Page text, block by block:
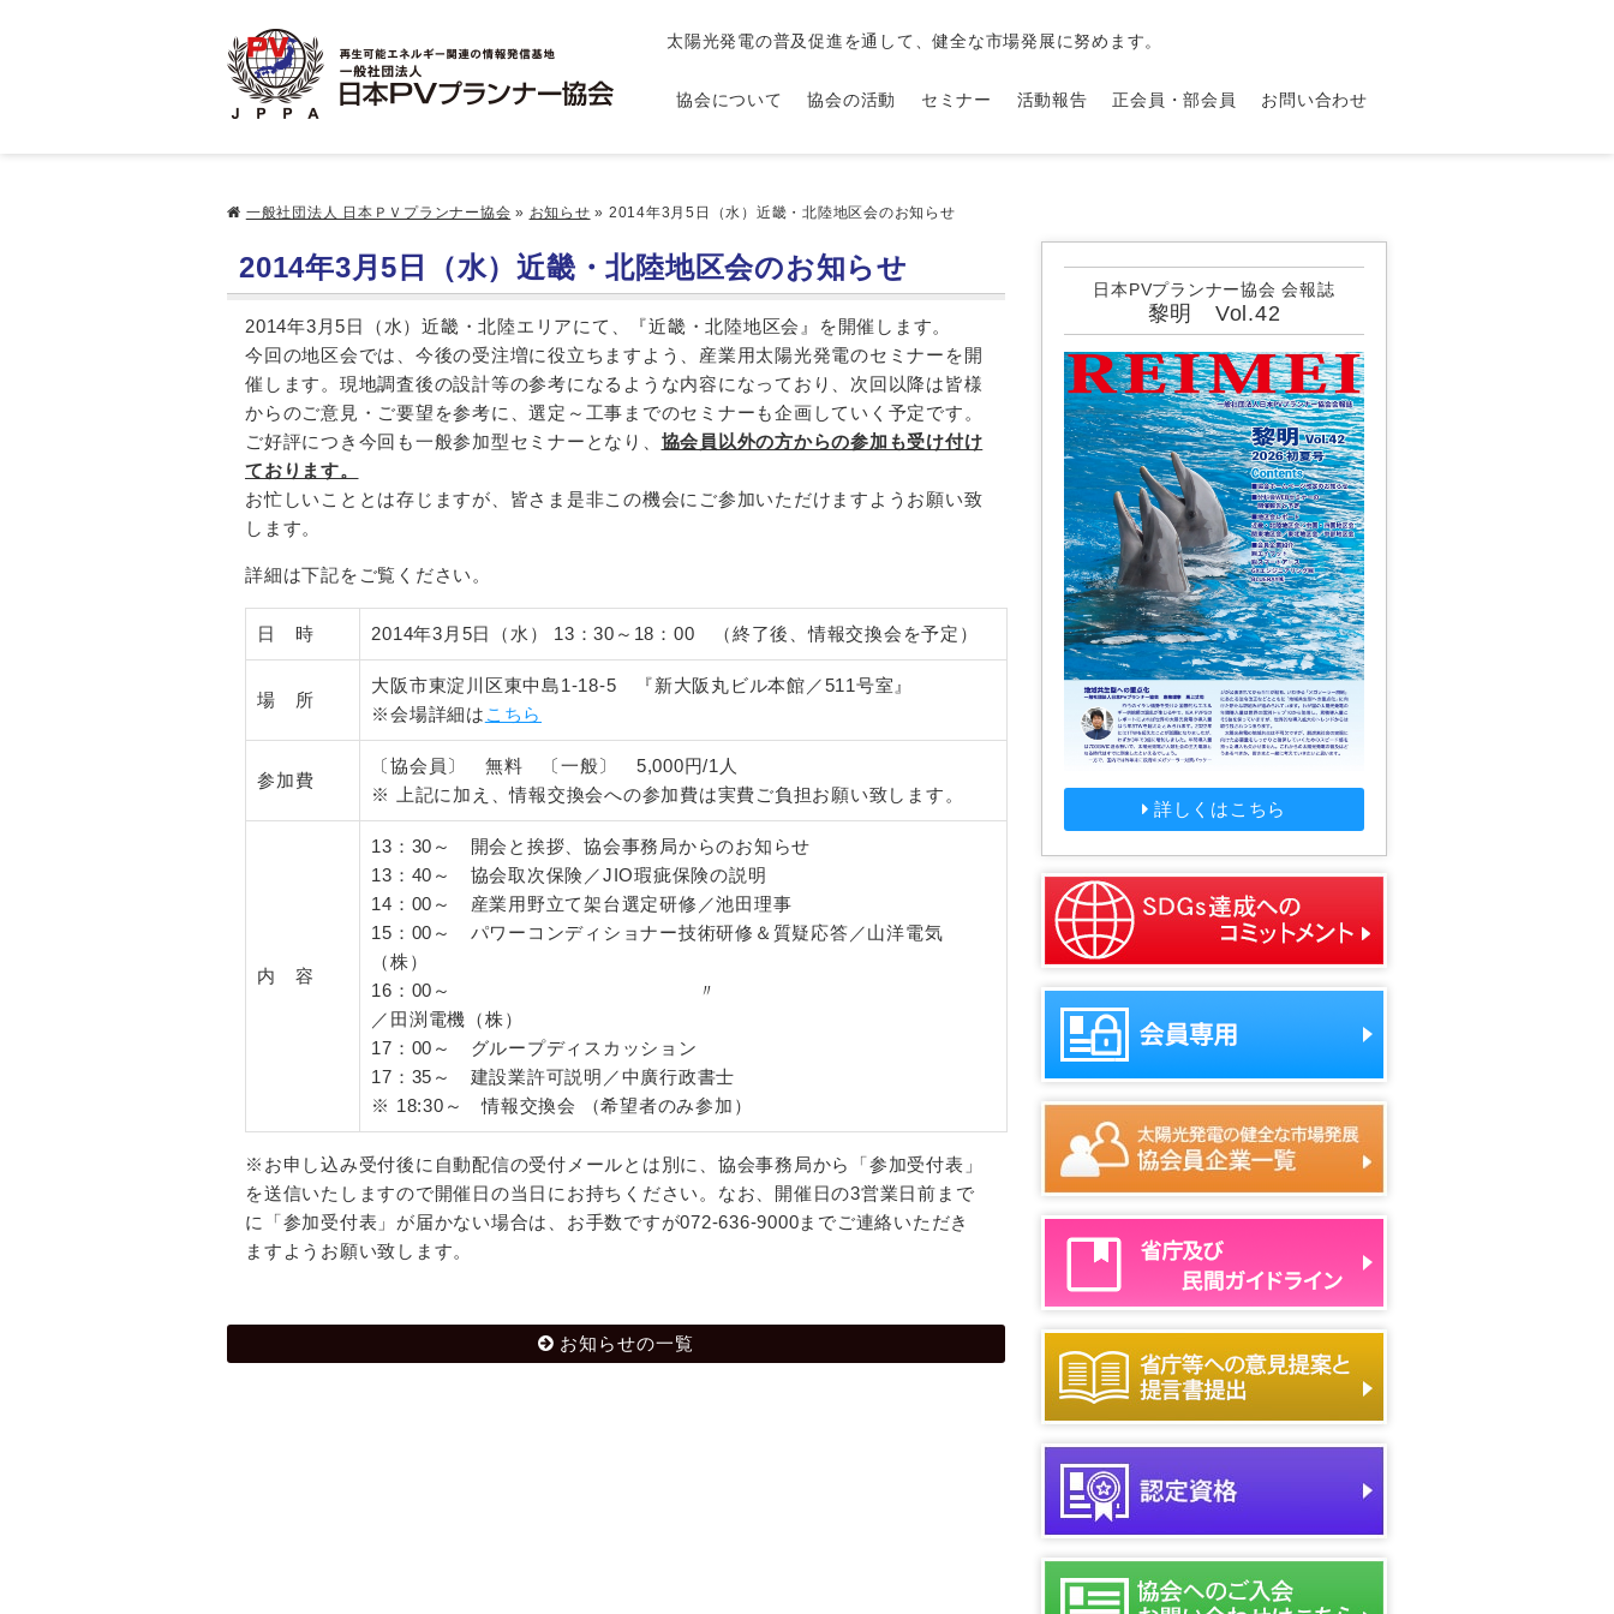
太陽光発電の普及促進を通して、健全な市場発展に努めます。
協会について 協会の活動 セミナー 活動報告 正会員・部会員 お問い合わせ
一般社団法人 日本ＰＶプランナー協会 » お知らせ » 2014年3月5日（水）近畿・北陸地区会のお知らせ
2014年3月5日（水）近畿・北陸地区会のお知らせ
2014年3月5日（水）近畿・北陸エリアにて、『近畿・北陸地区会』を開催します。
今回の地区会では、今後の受注増に役立ちますよう、産業用太陽光発電のセミナーを開
催します。現地調査後の設計等の参考になるような内容になっており、次回以降は皆様
からのご意見・ご要望を参考に、選定～工事までのセミナーも企画していく予定です。
ご好評につき今回も一般参加型セミナーとなり、 協会員以外の方からの参加も受け付け
ております。
お忙しいこととは存じますが、皆さま是非この機会にご参加いただけますようお願い致
します。
詳細は下記をご覧ください。
日 時 2014年3月5日（水） 13：30～18：00 （終了後、情報交換会を予定）
場 所
大阪市東淀川区東中島1-18-5 『新大阪丸ビル本館／511号室』
※会場詳細は こちら
参加費
〔協会員〕 無料 〔一般〕 5,000円/1人
※ 上記に加え、情報交換会への参加費は実費ご負担お願い致します。
内 容
13：30～ 開会と挨拶、協会事務局からのお知らせ
13：40～ 協会取次保険／JIO瑕疵保険の説明
14：00～ 産業用野立て架台選定研修／池田理事
15：00～ パワーコンディショナー技術研修＆質疑応答／山洋電気
（株）
16：00～ 〃
／田渕電機（株）
17：00～ グループディスカッション
17：35～ 建設業許可説明／中廣行政書士
※ 18:30～ 情報交換会 （希望者のみ参加）
※お申し込み受付後に自動配信の受付メールとは別に、協会事務局から「参加受付表」
を送信いたしますので開催日の当日にお持ちください。なお、開催日の3営業日前まで
に「参加受付表」が届かない場合は、お手数ですが072-636-9000までご連絡いただき
ますようお願い致します。
お知らせの一覧
日本PVプランナー協会 会報誌
黎明 Vol.42
詳しくはこちら